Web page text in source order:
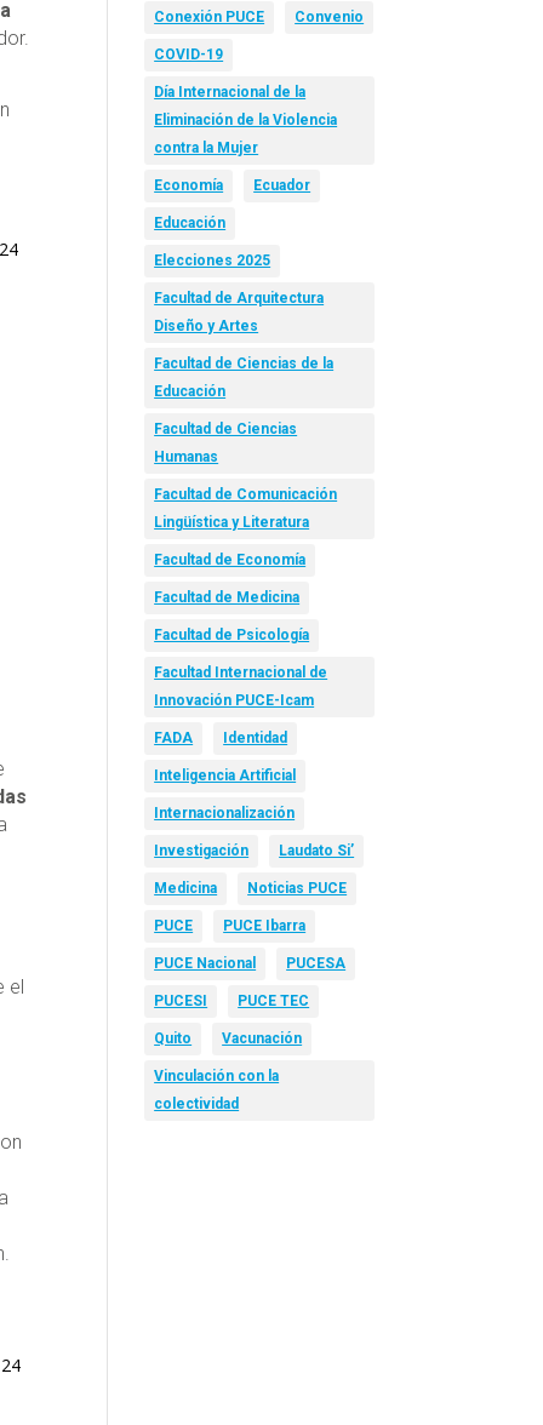
el
Conexión PUCE Convenio
COVID-19
Día Internacional de la
Eliminación de la Violencia
contra la Mujer
Economía Ecuador
Educación
Elecciones 2025
Facultad de Arquitectura
Diseño y Artes
Facultad de Ciencias de la
Educación
Facultad de Ciencias
Humanas
Facultad de Comunicación
Lingüística y Literatura
Facultad de Economía
Facultad de Medicina
Facultad de Psicología
Facultad Internacional de
Innovación PUCE-Icam
FADA Identidad
Inteligencia Artificial
Internacionalización
Investigación Laudato Si’
Medicina Noticias PUCE
PUCE PUCE Ibarra
PUCE Nacional PUCESA
PUCESI PUCE TEC
Quito Vacunación
Vinculación con la
colectividad